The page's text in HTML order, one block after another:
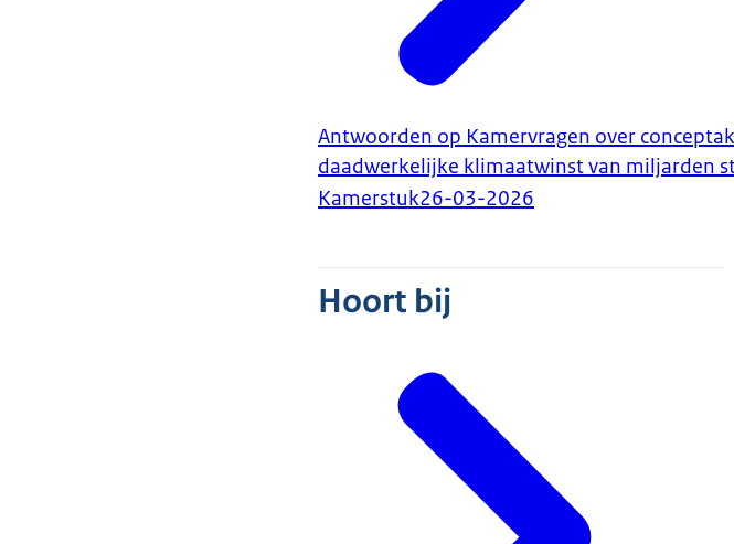
Antwoorden op Kamervragen over
daadwerkelijke klimaatwinst van miljarden
Kamerstuk26-03-2026
Hoort bij